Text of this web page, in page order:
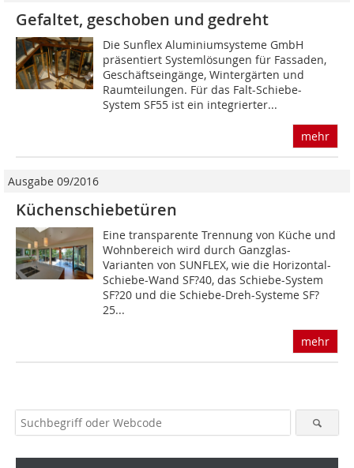
Gefaltet, geschoben und gedreht
Die Sunflex Aluminiumsysteme GmbH
präsentiert Systemlösungen für Fassaden,
Geschäftseingänge, Wintergärten und
Raumteilungen. Für das Falt-Schiebe-
System SF55 ist ein integrierter...
mehr
Ausgabe 09/2016
Küchenschiebetüren
Eine transparente Trennung von Küche und
Wohnbereich wird durch Ganzglas-
Varianten von SUNFLEX, wie die Horizontal-
Schiebe-Wand SF?40, das Schiebe-System
SF?20 und die Schiebe-Dreh-Systeme SF?
25...
mehr